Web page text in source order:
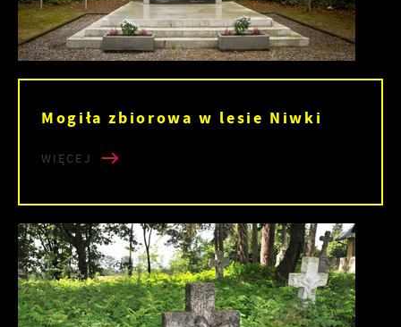
Mogiła zbiorowa w lesie Niwki
WIĘCEJ